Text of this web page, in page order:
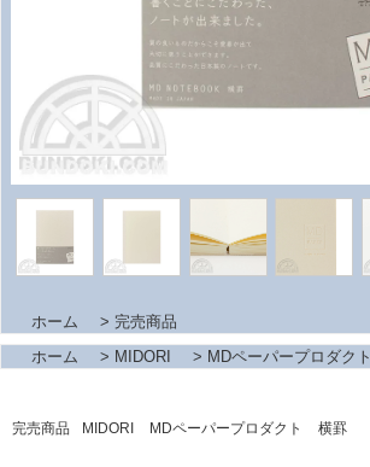
ホーム > 完売商品
ホーム
> MIDORI > MDペーパープロダクト
完売商品 MIDORI MDペーパープロダクト 横罫